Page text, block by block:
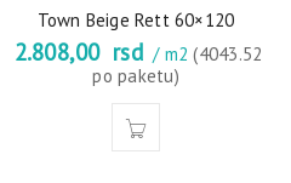
Town Beige Rett 60×120
2.808,00 rsd / m2(4043.52
po paketu)